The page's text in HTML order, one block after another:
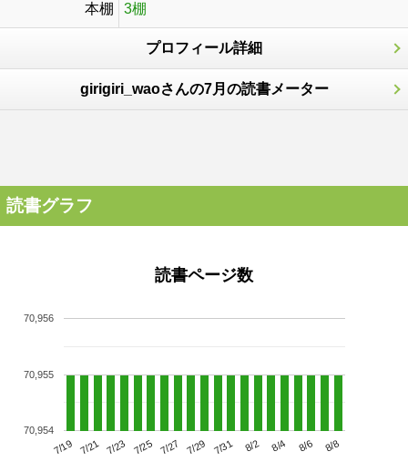
本棚 3棚
プロフィール詳細
girigiri_waoさんの7月の読書メーター
読書グラフ
読書ページ数
7/19 7/21 7/23 7/25 7/27 7/29 7/31 8/2 8/4 8/6 8/8
70,954
70,955
70,956